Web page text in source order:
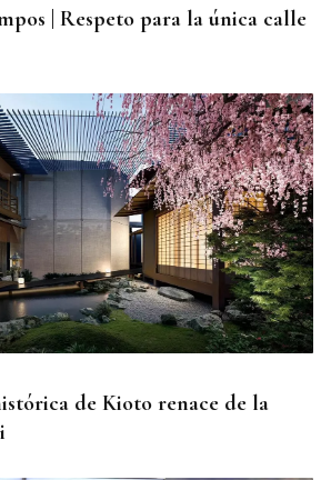
| Respeto para la única calle
de Kioto renace de la